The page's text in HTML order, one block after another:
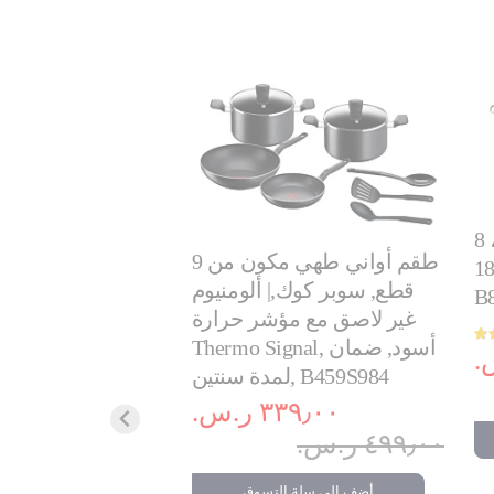
طقم أواني طهي مكون من 9
قطع, سوبر كوك,| ألومنيوم
غير لاصق مع مؤشر حرارة
Thermo Signal, أسود, ضمان
لمدة سنتين, B459S984
٣٣٩٫٠٠ ر.س.‏
٤٩٩٫٠٠ ر.س.‏
إنتويشن، طقم أواني طبخ، 8
18/10،